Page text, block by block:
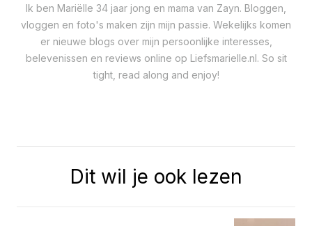
Ik ben Mariëlle 34 jaar jong en mama van Zayn. Bloggen,
vloggen en foto's maken zijn mijn passie. Wekelijks komen
er nieuwe blogs over mijn persoonlijke interesses,
belevenissen en reviews online op Liefsmarielle.nl. So sit
tight, read along and enjoy!
Dit wil je ook lezen